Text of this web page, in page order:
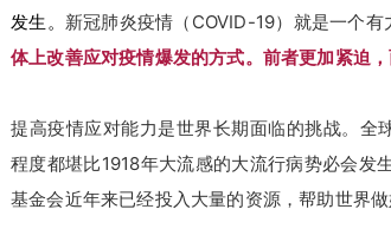
发生。 新冠肺炎疫情（COVID-19）就是一个有
体上改善应对疫情爆发的方式。 前者更加紧迫
提高疫情应对能力是世界长期面临的挑战。全
程度都堪比1918年大流感的大流行病势必会发
基金会近年来已经投入大量的资源，帮助世界做